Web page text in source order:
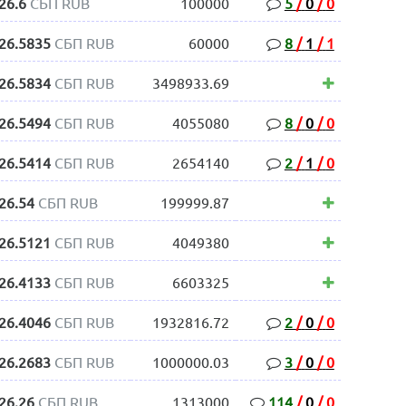
СБП RUB 100000 5 / 0 / 0
СБП RUB 60000 8 / 1 / 1
СБП RUB 3498933.69
СБП RUB 4055080 8 / 0 / 0
СБП RUB 2654140 2 / 1 / 0
СБП RUB 199999.87
СБП RUB 4049380
СБП RUB 6603325
СБП RUB 1932816.72 2 / 0 / 0
СБП RUB 1000000.03 3 / 0 / 0
СБП RUB 1313000 114 / 0 / 0